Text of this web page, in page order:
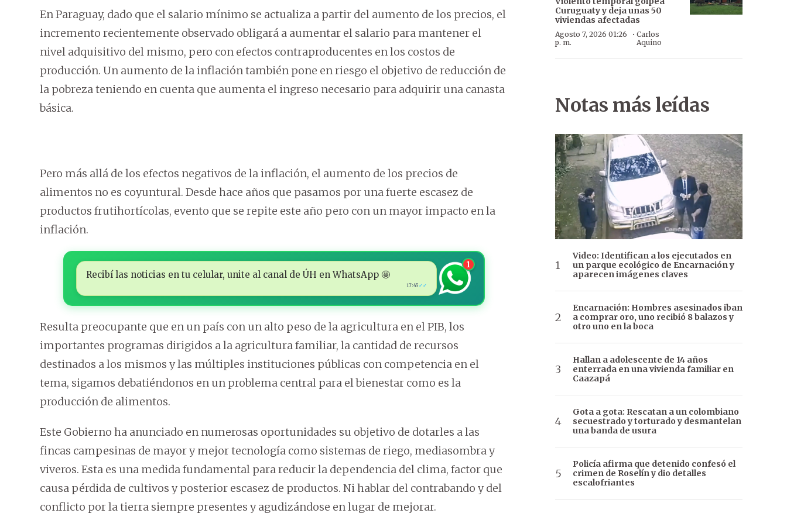
En Paraguay, dado que el salario mínimo se actualiza a partir del aumento de los precios, el
incremento recientemente observado obligará a aumentar el salario para mantener el
nivel adquisitivo del mismo, pero con efectos contraproducentes en los costos de
producción. Un aumento de la inflación también pone en riesgo el objetivo de reducción de
la pobreza teniendo en cuenta que aumenta el ingreso necesario para adquirir una canasta
básica.
Pero más allá de los efectos negativos de la inflación, el aumento de los precios de
alimentos no es coyuntural. Desde hace años que pasamos por una fuerte escasez de
productos frutihortícolas, evento que se repite este año pero con un mayor impacto en la
inflación.
Recibí las noticias en tu celular, unite al canal de ÚH en WhatsApp 🤩
17:45 ✓✓
1
Resulta preocupante que en un país con un alto peso de la agricultura en el PIB, los
importantes programas dirigidos a la agricultura familiar, la cantidad de recursos
destinados a los mismos y las múltiples instituciones públicas con competencia en el
tema, sigamos debatiéndonos en un problema central para el bienestar como es la
producción de alimentos.
Este Gobierno ha anunciado en numerosas oportunidades su objetivo de dotarles a las
fincas campesinas de mayor y mejor tecnología como sistemas de riego, mediasombra y
viveros. Esta es una medida fundamental para reducir la dependencia del clima, factor que
causa pérdida de cultivos y posterior escasez de productos. Ni hablar del contrabando y del
conflicto por la tierra siempre presentes y agudizándose en lugar de mejorar.
Curuguaty y deja unas 50
viviendas afectadas
Agosto 7, 2026 01:26
p. m.
· Carlos
Aquino
Notas más leídas
Video: Identifican a los ejecutados en
un parque ecológico de Encarnación y
aparecen imágenes claves
Encarnación: Hombres asesinados iban
a comprar oro, uno recibió 8 balazos y
otro uno en la boca
Hallan a adolescente de 14 años
enterrada en una vivienda familiar en
Caazapá
Gota a gota: Rescatan a un colombiano
secuestrado y torturado y desmantelan
una banda de usura
Policía afirma que detenido confesó el
crimen de Roselín y dio detalles
escalofriantes